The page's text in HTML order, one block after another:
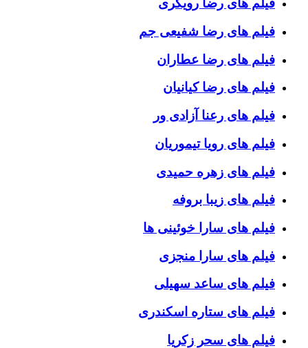
فیلم های رضا رویگری
فیلم های رضا شفیعی جم
فیلم های رضا عطاران
فیلم های رضا کیانیان
فیلم های رعنا آزادی ور
فیلم های رویا تیموریان
فیلم های زهره حمیدی
فیلم های زیبا بروفه
فیلم های سارا خوئینی ها
فیلم های سارا منجزی
فیلم های ساعد سهیلی
فیلم های ستاره اسکندری
فیلم های سحر زکریا